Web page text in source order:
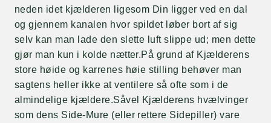
neden idet kjælderen ligesom Din ligger ved en dal
og gjennem kanalen hvor spildet løber bort af sig
selv kan man lade den slette luft slippe ud; men dette
gjør man kun i kolde nætter.På grund af Kjælderens
store høide og karrenes høie stilling behøver man
sagtens heller ikke at ventilere så ofte som i de
almindelige kjældere.Såvel Kjælderens hvælvinger
som dens Side-Mure (eller rettere Sidepiller) vare